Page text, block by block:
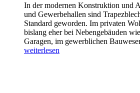
In der modernen Konstruktion und
und Gewerbehallen sind
Standard geworden. Im privaten
bislang eher bei Nebengebäuden
Garagen, im gewerblichen
weiterlesen